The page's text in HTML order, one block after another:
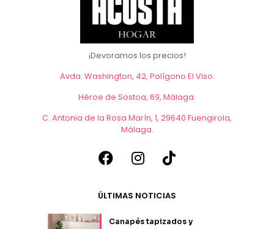
¡Devoramos los precios!
Avda. Washington, 42, Polígono El Viso.
Héroe de Sostoa, 69, Málaga.
C. Antonia de la Rosa Marín, 1, 29640 Fuengirola,
Málaga.
ÚLTIMAS NOTICIAS
Canapés tapizados y